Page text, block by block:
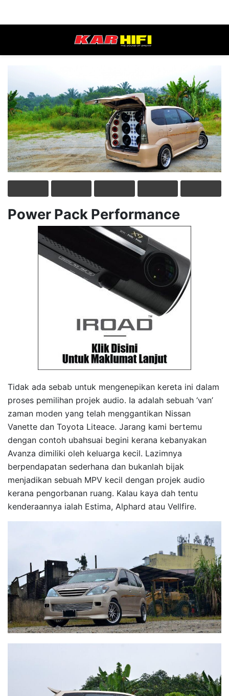
Power Pack Performance
Tidak ada sebab untuk mengenepikan kereta ini dalam
proses pemilihan projek audio. Ia adalah sebuah ‘van’
zaman moden yang telah menggantikan Nissan
Vanette dan Toyota Liteace. Jarang kami bertemu
dengan contoh ubahsuai begini kerana kebanyakan
Avanza dimiliki oleh keluarga kecil. Lazimnya
berpendapatan sederhana dan bukanlah bijak
menjadikan sebuah MPV kecil dengan projek audio
kerana pengorbanan ruang. Kalau kaya dah tentu
kenderaannya ialah Estima, Alphard atau Vellfire.